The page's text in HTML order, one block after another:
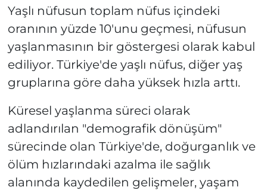
Yaşlı nüfusun toplam nüfus içindeki
oranının yüzde 10'unu geçmesi, nüfusun
yaşlanmasının bir göstergesi olarak kabul
ediliyor. Türkiye'de yaşlı nüfus, diğer yaş
gruplarına göre daha yüksek hızla arttı.
Küresel yaşlanma süreci olarak
adlandırılan "demografik dönüşüm"
sürecinde olan Türkiye'de, doğurganlık ve
ölüm hızlarındaki azalma ile sağlık
alanında kaydedilen gelişmeler, yaşam